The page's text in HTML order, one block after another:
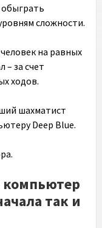
сложности.
на равных
– за счет
ходов.
шахматист
Deep Blue.
компьютер
так и